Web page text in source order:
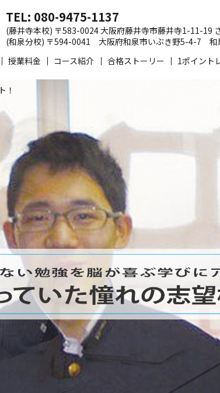
授業料金 コース紹介 合格ストーリー 1ポイント
TEL: 080-9475-1137
(藤井寺本校) 〒583-0024 大阪府藤井寺市藤井寺1-11-19
(和泉分校) 〒594-0041 大阪府和泉市いぶき野5-4-7 和
！